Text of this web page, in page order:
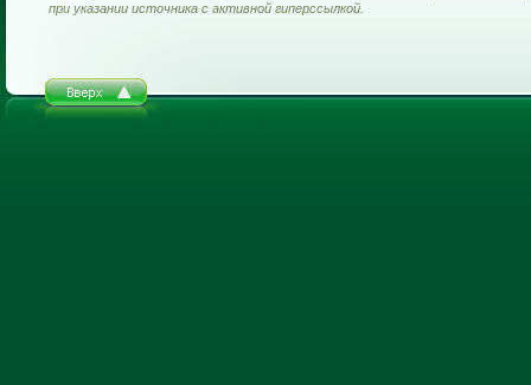
при указании источника с активной гиперссылкой.